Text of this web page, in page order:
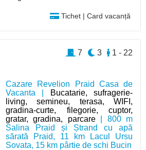
Tichet | Card vacanță
Cazare Revelion Praid Casa de
Vacanta |
Bucatarie, sufragerie-
living, semineu, terasa, WIFI,
gradina-curte, filegorie, cuptor,
gratar, gradina, parcare| 800 m
Salina Praid și Ștrand cu apă
sărată Praid, 11 km Lacul Ursu
Sovata, 15 km pârtie de schi Bucin
1 - 22
3
7